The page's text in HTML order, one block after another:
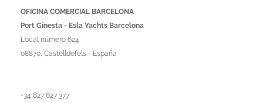
OFICINA COMERCIAL BARCELONA
Port Ginesta - Esla Yachts Barcelona
Local número 624
08870, Castelldefels - España
+34 627 627 377